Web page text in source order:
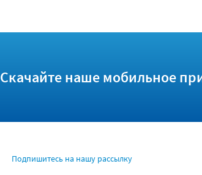
Скачайте наше мобильное
Подпишитесь на нашу рассылку